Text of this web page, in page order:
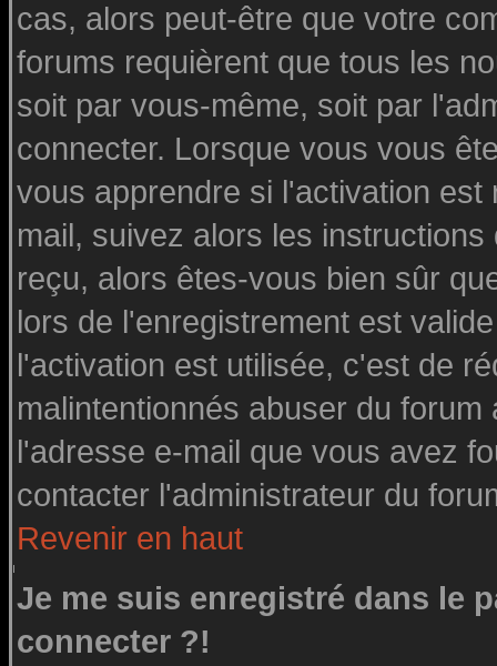
cas, alors peut-être que votre
forums requièrent que tous les
soit par vous-même, soit par
connecter. Lorsque vous vous
vous apprendre si l'activation
mail, suivez alors les
reçu, alors êtes-vous bien sûr
lors de l'enregistrement est
l'activation est utilisée, c'est de
malintentionnés abuser du
l'adresse e-mail que vous avez
contacter l'administrateur du
Revenir en haut
Je me suis enregistré dans le
connecter ?!